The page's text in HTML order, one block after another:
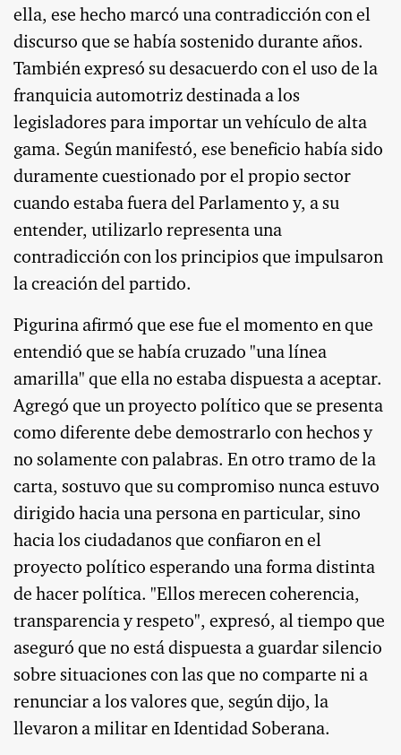
ella, ese hecho marcó una contradicción con el
discurso que se había sostenido durante años.
También expresó su desacuerdo con el uso de la
franquicia automotriz destinada a los
legisladores para importar un vehículo de alta
gama. Según manifestó, ese beneficio había sido
duramente cuestionado por el propio sector
cuando estaba fuera del Parlamento y, a su
entender, utilizarlo representa una
contradicción con los principios que impulsaron
la creación del partido.
Pigurina afirmó que ese fue el momento en que
entendió que se había cruzado "una línea
amarilla" que ella no estaba dispuesta a aceptar.
Agregó que un proyecto político que se presenta
como diferente debe demostrarlo con hechos y
no solamente con palabras. En otro tramo de la
carta, sostuvo que su compromiso nunca estuvo
dirigido hacia una persona en particular, sino
hacia los ciudadanos que confiaron en el
proyecto político esperando una forma distinta
de hacer política. "Ellos merecen coherencia,
transparencia y respeto", expresó, al tiempo que
aseguró que no está dispuesta a guardar silencio
sobre situaciones con las que no comparte ni a
renunciar a los valores que, según dijo, la
llevaron a militar en Identidad Soberana.